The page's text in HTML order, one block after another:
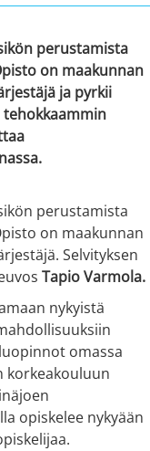
perustamista
on maakunnan
ja pyrkii
tehokkaammin
perustamista
on maakunnan
Selvityksen
Tapio Varmola.
nykyistä
omassa
korkeakouluun
opiskelee nykyään